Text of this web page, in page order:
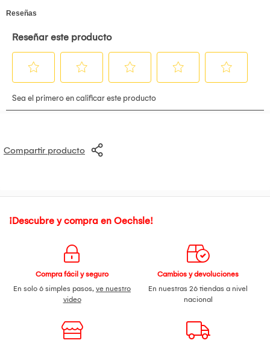
Compartir producto
¡Descubre y compra en Oechsle!
Compra fácil y seguro
En solo 6 simples pasos, ve nuestro
video
Cambios y devoluciones
En nuestras 26 tiendas a nivel
nacional